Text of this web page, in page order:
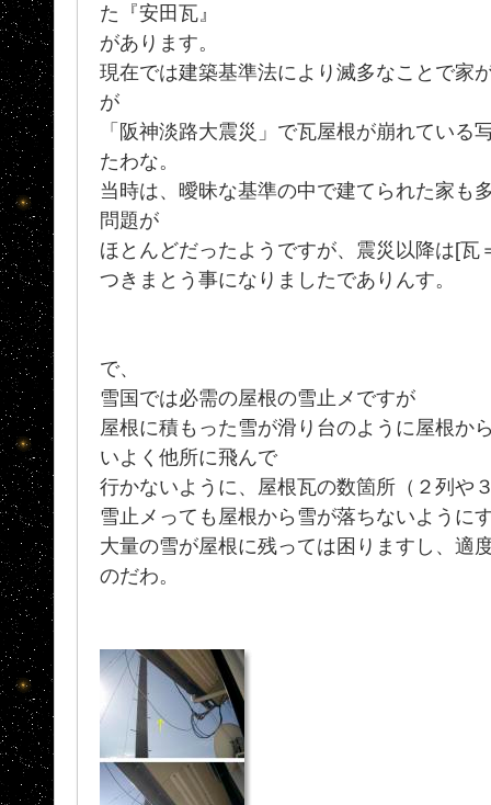
た『安田瓦』
があります。
現在では建築基準法により滅多なことで家
が
「阪神淡路大震災」で瓦屋根が崩れている
たわな。
当時は、曖昧な基準の中で建てられた家も
問題が
ほとんどだったようですが、震災以降は[瓦
つきまとう事になりましたでありんす。
で、
雪国では必需の屋根の雪止メですが
屋根に積もった雪が滑り台のように屋根か
いよく他所に飛んで
行かないように、屋根瓦の数箇所（２列や
雪止メっても屋根から雪が落ちないように
大量の雪が屋根に残っては困りますし、適
のだわ。